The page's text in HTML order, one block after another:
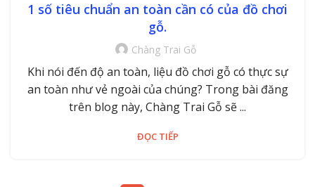
1 số tiêu chuẩn an toàn cần có của đồ chơi
gỗ.
Chàng Trai Gỗ
Khi nói đến độ an toàn, liệu đồ chơi gỗ có thực sự
an toàn như vẻ ngoài của chúng? Trong bài đăng
trên blog này, Chàng Trai Gỗ sẽ ...
ĐỌC TIẾP